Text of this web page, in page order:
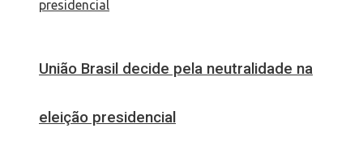
União Brasil decide pela neutralidade na
eleição presidencial